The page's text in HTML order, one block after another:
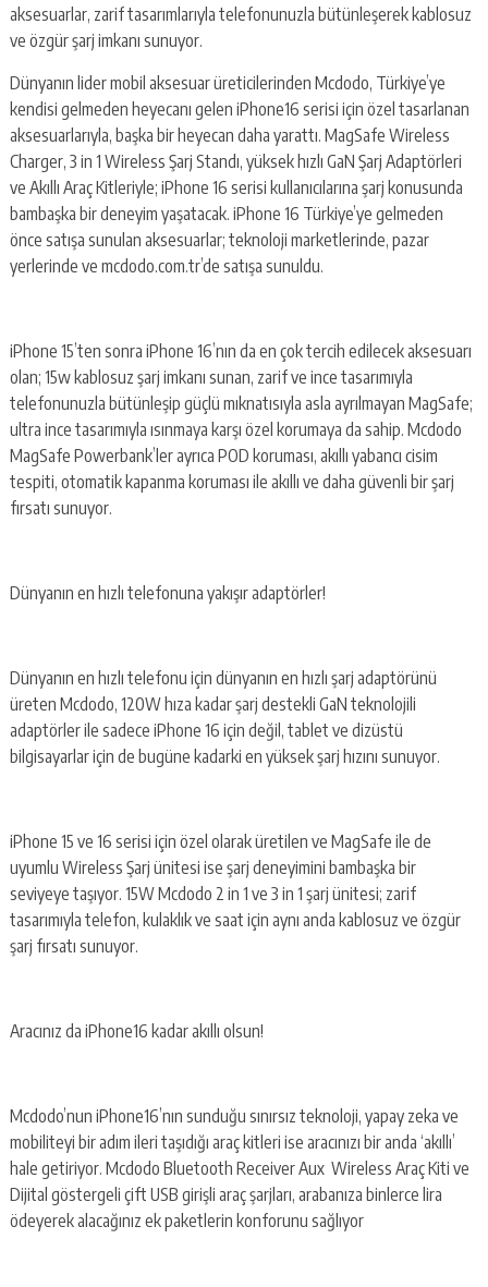
aksesuarlar, zarif tasarımlarıyla telefonunuzla bütünleşerek kablosuz
ve özgür şarj imkanı sunuyor.
Dünyanın lider mobil aksesuar üreticilerinden Mcdodo, Türkiye’ye
kendisi gelmeden heyecanı gelen iPhone16 serisi için özel tasarlanan
aksesuarlarıyla, başka bir heyecan daha yarattı. MagSafe Wireless
Charger, 3 in 1 Wireless Şarj Standı, yüksek hızlı GaN Şarj Adaptörleri
ve Akıllı Araç Kitleriyle; iPhone 16 serisi kullanıcılarına şarj konusunda
bambaşka bir deneyim yaşatacak. iPhone 16 Türkiye’ye gelmeden
önce satışa sunulan aksesuarlar; teknoloji marketlerinde, pazar
yerlerinde ve mcdodo.com.tr’de satışa sunuldu.
iPhone 15’ten sonra iPhone 16’nın da en çok tercih edilecek aksesuarı
olan; 15w kablosuz şarj imkanı sunan, zarif ve ince tasarımıyla
telefonunuzla bütünleşip güçlü mıknatısıyla asla ayrılmayan MagSafe;
ultra ince tasarımıyla ısınmaya karşı özel korumaya da sahip. Mcdodo
MagSafe Powerbank’ler ayrıca POD koruması, akıllı yabancı cisim
tespiti, otomatik kapanma koruması ile akıllı ve daha güvenli bir şarj
fırsatı sunuyor.
Dünyanın en hızlı telefonuna yakışır adaptörler!
Dünyanın en hızlı telefonu için dünyanın en hızlı şarj adaptörünü
üreten Mcdodo, 120W hıza kadar şarj destekli GaN teknolojili
adaptörler ile sadece iPhone 16 için değil, tablet ve dizüstü
bilgisayarlar için de bugüne kadarki en yüksek şarj hızını sunuyor.
iPhone 15 ve 16 serisi için özel olarak üretilen ve MagSafe ile de
uyumlu Wireless Şarj ünitesi ise şarj deneyimini bambaşka bir
seviyeye taşıyor. 15W Mcdodo 2 in 1 ve 3 in 1 şarj ünitesi; zarif
tasarımıyla telefon, kulaklık ve saat için aynı anda kablosuz ve özgür
şarj fırsatı sunuyor.
Aracınız da iPhone16 kadar akıllı olsun!
Mcdodo’nun iPhone16’nın sunduğu sınırsız teknoloji, yapay zeka ve
mobiliteyi bir adım ileri taşıdığı araç kitleri ise aracınızı bir anda ‘akıllı’
hale getiriyor. Mcdodo Bluetooth Receiver Aux Wireless Araç Kiti ve
Dijital göstergeli çift USB girişli araç şarjları, arabanıza binlerce lira
ödeyerek alacağınız ek paketlerin konforunu sağlıyor